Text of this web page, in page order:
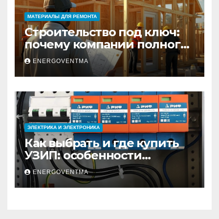
МАТЕРИАЛЫ ДЛЯ РЕМОНТА
Строительство под ключ:
почему компании полного
цикла меняют рынок
недвижимости
ENERGOVENTMA
ЭЛЕКТРИКА И ЭЛЕКТРОНИКА
Как выбрать и где купить
УЗИП: особенности
устройств защиты от
импульсных
перенапряжений
ENERGOVENTMA